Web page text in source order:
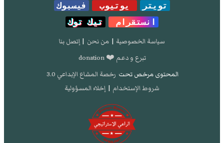
تويتر يوتيوب
فيسبوك
انستقرام
تيك توك
سياسة الخصوصية | من نحن | إتصل بنا
تبرع و دعم ❤️ donation
المحتوى مرخص تحت رخصة المشاع الإبداعي 3.0
شروط الإستخدام | إخلاء المسؤولية